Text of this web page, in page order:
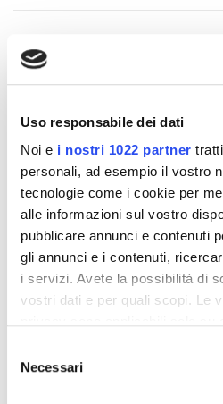
Uso responsabile dei dati
Noi e i nostri 1022 partner
personali, ad esempio il vostro
tecnologie come i cookie per
alle informazioni sul vostro
pubblicare annunci e contenuti
gli annunci e i contenuti,
i servizi. Avete la possibilità di
vostri dati e per quali scopi. Le
modificare o revocare il proprio
momento dalla Dichiarazione
delNecessari
-42%